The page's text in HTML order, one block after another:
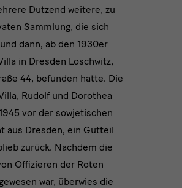
Dutzend weitere, zu
Sammlung, die sich
dann, ab den 1930er
in Dresden Loschwitz,
44, befunden hatte. Die
Rudolf und Dorothea
vor der sowjetischen
aus Dresden, ein Gutteil
zurück. Nachdem die
Offizieren der Roten
war, überwies die